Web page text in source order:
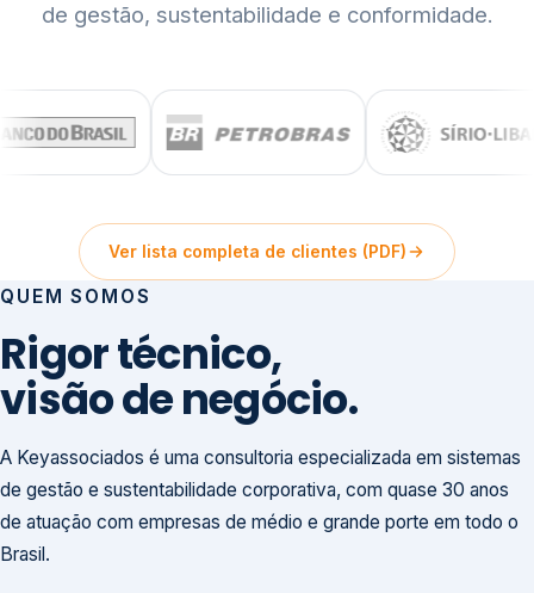
de gestão, sustentabilidade e conformidade.
Ver lista completa de clientes (PDF)
QUEM SOMOS
Rigor técnico,
visão de negócio.
A Keyassociados é uma consultoria especializada em sistemas
de gestão e sustentabilidade corporativa, com quase 30 anos
de atuação com empresas de médio e grande porte em todo o
Brasil.